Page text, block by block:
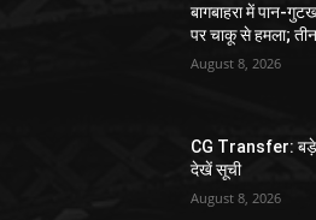
बागबाहरा में पान-
पर चाकू से हमला;
August 8, 2026
CG Transfer: बड़े
देखें सूची
August 8, 2026